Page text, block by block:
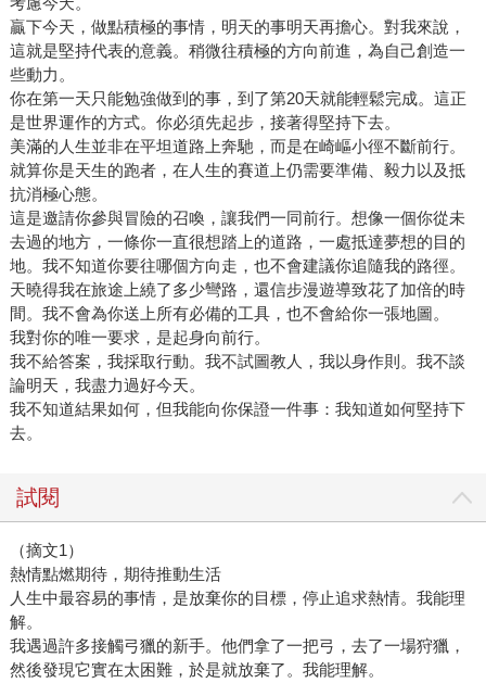
贏下今天，做點積極的事情，明天的事明天再擔心。對我來說，
這就是堅持代表的意義。稍微往積極的方向前進，為自己創造一
些動力。
你在第一天只能勉強做到的事，到了第20天就能輕鬆完成。這正
是世界運作的方式。你必須先起步，接著得堅持下去。
美滿的人生並非在平坦道路上奔馳，而是在崎嶇小徑不斷前行。
就算你是天生的跑者，在人生的賽道上仍需要準備、毅力以及抵
抗消極心態。
這是邀請你參與冒險的召喚，讓我們一同前行。想像一個你從未
去過的地方，一條你一直很想踏上的道路，一處抵達夢想的目的
地。我不知道你要往哪個方向走，也不會建議你追隨我的路徑。
天曉得我在旅途上繞了多少彎路，還信步漫遊導致花了加倍的時
間。我不會為你送上所有必備的工具，也不會給你一張地圖。
我對你的唯一要求，是起身向前行。
我不給答案，我採取行動。我不試圖教人，我以身作則。我不談
論明天，我盡力過好今天。
我不知道結果如何，但我能向你保證一件事：我知道如何堅持下
去。
試閱
（摘文1）
熱情點燃期待，期待推動生活
人生中最容易的事情，是放棄你的目標，停止追求熱情。我能理
解。
我遇過許多接觸弓獵的新手。他們拿了一把弓，去了一場狩獵，
然後發現它實在太困難，於是就放棄了。我能理解。